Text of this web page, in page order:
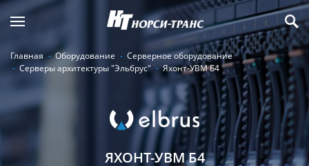
Главная Оборудование
Серверное оборудование
Серверы архитектуры "Эльбрус"
Яхонт-УВМ Б4
ЯХОНТ-УВМ Б4